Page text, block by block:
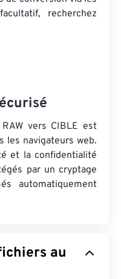
recherchez
vers CIBLE est
les navigateurs web.
et la confidentialité
par un cryptage
automatiquement
au